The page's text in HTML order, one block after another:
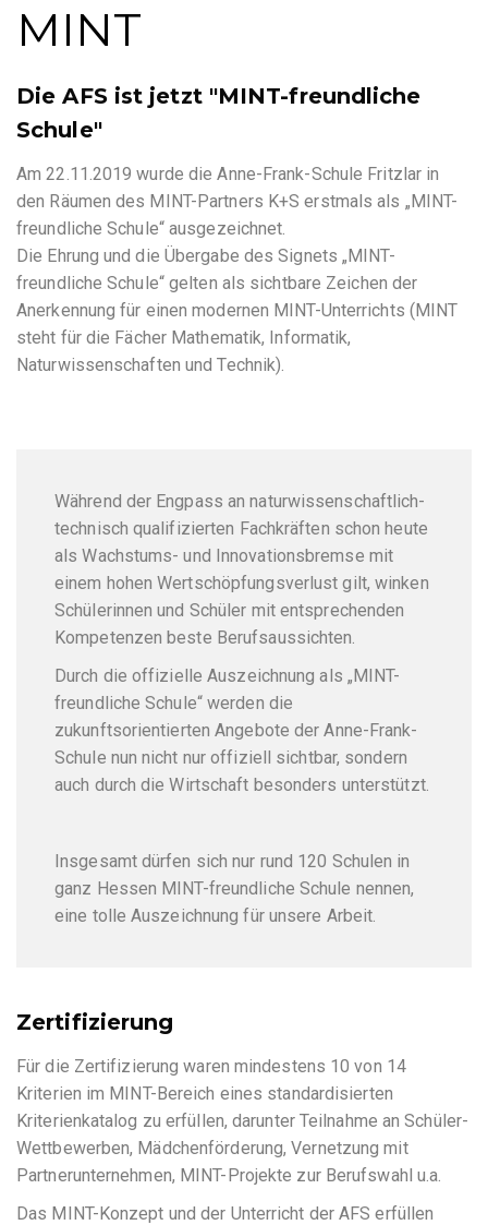
MINT
Die AFS ist jetzt "MINT-freundliche
Schule"
Am 22.11.2019 wurde die Anne-Frank-Schule Fritzlar in
den Räumen des MINT-Partners K+S erstmals als „MINT-
freundliche Schule“ ausgezeichnet.
Die Ehrung und die Übergabe des Signets „MINT-
freundliche Schule“ gelten als sichtbare Zeichen der
Anerkennung für einen modernen MINT-Unterrichts (MINT
steht für die Fächer Mathematik, Informatik,
Naturwissenschaften und Technik).
Während der Engpass an naturwissenschaftlich-
technisch qualifizierten Fachkräften schon heute
als Wachstums- und Innovationsbremse mit
einem hohen Wertschöpfungsverlust gilt, winken
Schülerinnen und Schüler mit entsprechenden
Kompetenzen beste Berufsaussichten.
Durch die offizielle Auszeichnung als „MINT-
freundliche Schule“ werden die
zukunftsorientierten Angebote der Anne-Frank-
Schule nun nicht nur offiziell sichtbar, sondern
auch durch die Wirtschaft besonders unterstützt.
Insgesamt dürfen sich nur rund 120 Schulen in
ganz Hessen MINT-freundliche Schule nennen,
eine tolle Auszeichnung für unsere Arbeit.
Zertifizierung
Für die Zertifizierung waren mindestens 10 von 14
Kriterien im MINT-Bereich eines standardisierten
Kriterienkatalog zu erfüllen, darunter Teilnahme an Schüler-
Wettbewerben, Mädchenförderung, Vernetzung mit
Partnerunternehmen, MINT-Projekte zur Berufswahl u.a.
Das MINT-Konzept und der Unterricht der AFS erfüllen